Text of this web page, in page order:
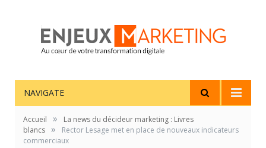
NAVIGATE
Accueil »
La news du décideur marketing : Livres
blancs »
Rector Lesage met en place de nouveaux indicateurs
commerciaux